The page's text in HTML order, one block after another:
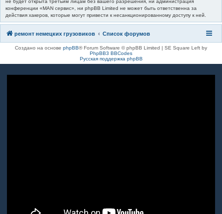
конференции «MAN сервис», ни phpBB Limited не может быть ответственна за
действия хакеров, которые могут привести к несанкционированному доступу к ней.
ремонт немецких грузовиков Список форумов
Создано на основе phpBB® Forum Software © phpBB Limited | SE Square Left by
PhpBB3 BBCodes
Русская поддержка phpBB